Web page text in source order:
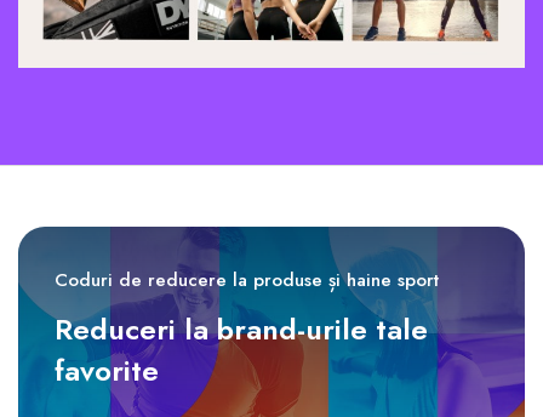
Coduri de reducere la produse și haine sport
Reduceri la brand-urile tale
favorite